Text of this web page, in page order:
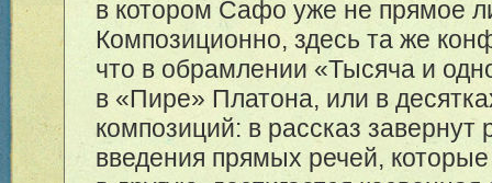
в котором Сафо уже не прямое
Композиционно, здесь та же
что в обрамлении «Тысяча и
в «Пире» Платона, или в
композиций: в рассказ завернут
введения прямых речей,